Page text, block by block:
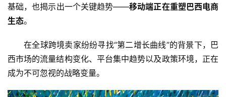
基础，也揭示出一个关键趋势——移动端正在重塑巴西电商
生态。
在全球跨境卖家纷纷寻找“第二增长曲线”的背景下，巴
西市场的流量结构变化、平台集中趋势以及政策环境，正在
成为不可忽视的战略变量。